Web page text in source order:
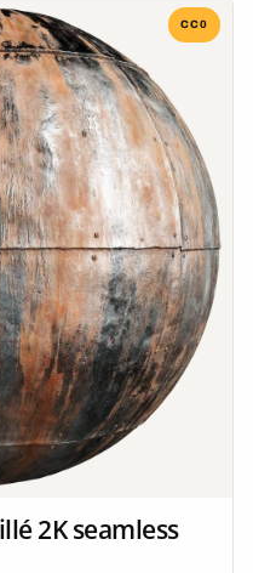
CC0
2K seamless